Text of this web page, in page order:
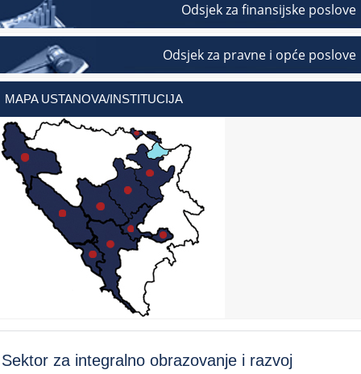
Odsjek za finansijske poslove
Odsjek za pravne i opće poslove
MAPA USTANOVA/INSTITUCIJA
Sektor za integralno obrazovanje i razvoj